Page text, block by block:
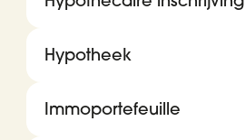
Hypotheek
Immoportefeuille